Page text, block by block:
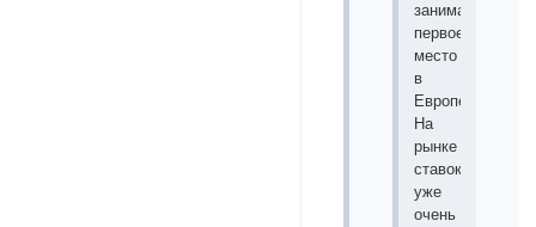
занимает
первое
место
в
Европе.
На
рынке
ставок
уже
очень